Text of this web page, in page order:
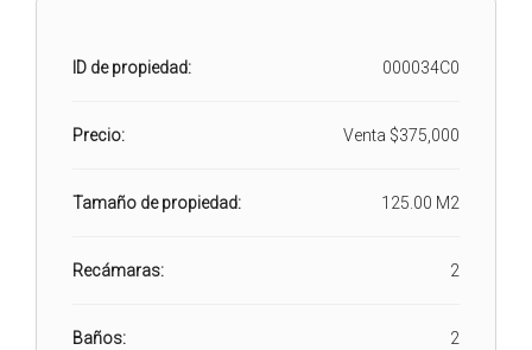
ID de propiedad: 000034C0
Precio: Venta $375,000
Tamaño de propiedad: 125.00 M2
Recámaras: 2
Baños: 2